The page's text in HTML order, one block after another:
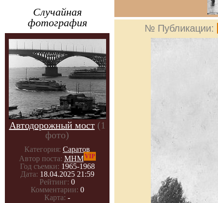
Случайная
фотография
Автодорожный мост (1
фото)
Категория: Саратов
Автор поста: МНМVIP
Год съемки: 1965-1968
Дата: 18.04.2025 21:59
Рейтинг: 0
Комментарии: 0
Карта: -
№ Публикации: